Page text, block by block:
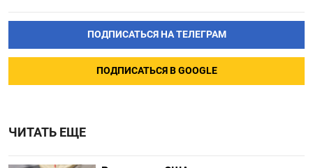
ПОДПИСАТЬСЯ НА ТЕЛЕГРАМ
ПОДПИСАТЬСЯ В GOOGLE
ЧИТАТЬ ЕЩЕ